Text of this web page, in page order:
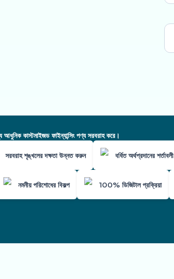
কাস্টমাইজড ফাইন্যান্সিং পণ্য সরবরাহ করে।
সরবরাহ শৃঙ্খলের দক্ষতা উন্নত করুন বর্ধিত অর্থপ্রদানের শর্তাবলী
নমনীয় পরিশোধের বিকল্প 100% ডিজিটাল প্রক্রিয়া